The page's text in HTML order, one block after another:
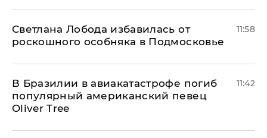
Светлана Лобода избавилась от
роскошного особняка в Подмосковье
11:58
В Бразилии в авиакатастрофе погиб
популярный американский певец
Oliver Tree
11:42